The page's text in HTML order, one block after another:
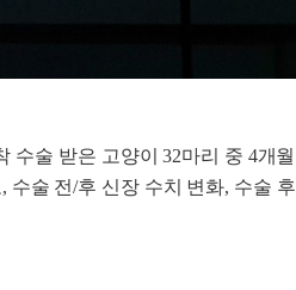
수술 받은 고양이 32마리 중 4개월
수술 전/후 신장 수치 변화, 수술 후